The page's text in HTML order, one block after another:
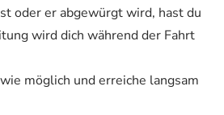
oder er abgewürgt wird, hast du
wird dich während der Fahrt
möglich und erreiche langsam